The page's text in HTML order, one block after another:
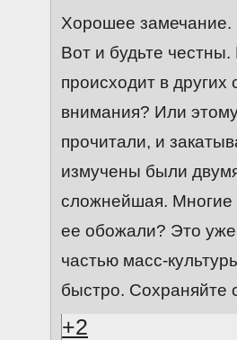
Хорошее замечание.
Вот и будьте
происходит в
внимания? Или
прочитали, и
измучены были
сложнейшая. Многие
ее обожали? Это
частью масс-
быстро. Сохраняйте
+2